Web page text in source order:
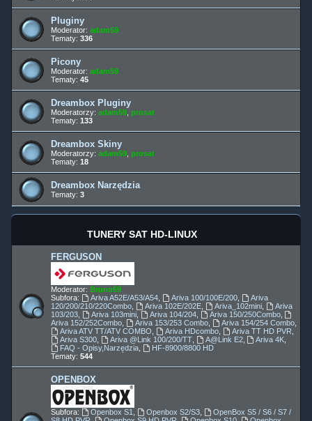
Pluginy
Moderator: adam59
Tematy: 336
Picony
Moderator: adam59
Tematy: 45
Dreambox Pluginy
Moderatorzy: adam59 prosat
Tematy: 133
Dreambox Skiny
Moderatorzy: adam59 prosat
Tematy: 18
Dreambox Narzędzia
Tematy: 3
TUNERY SAT HD-LINUX
FERGUSON
Moderator: Bruno59
Subfora:
Ariva A52E/A53/A54, Ariva 100/100E/200,
Ariva
120/200/210/220Combo
Ariva 102E/202E, Ariva_102mini,
Ariva
103/203
Ariva 103mini, Ariva 104/204, Ariva 150/250Combo,
Ariva 152/252Combo
Ariva 153/253 Combo, Ariva 154/254 Combo,
Ariva ATV TT/ATV COMBO
Ariva HDcombo, Ariva TT HD PVR
Ariva S300, Ariva @Link 100/200/TT, A@Link E2, Ariva 4K
FAQ - Opisy,Narzędzia,
HF-8900/8800 HD
Tematy: 544
OPENBOX
Subfora: Openbox S1 Openbox S2/S3,
OpenBox S5 / S6 / S7 /